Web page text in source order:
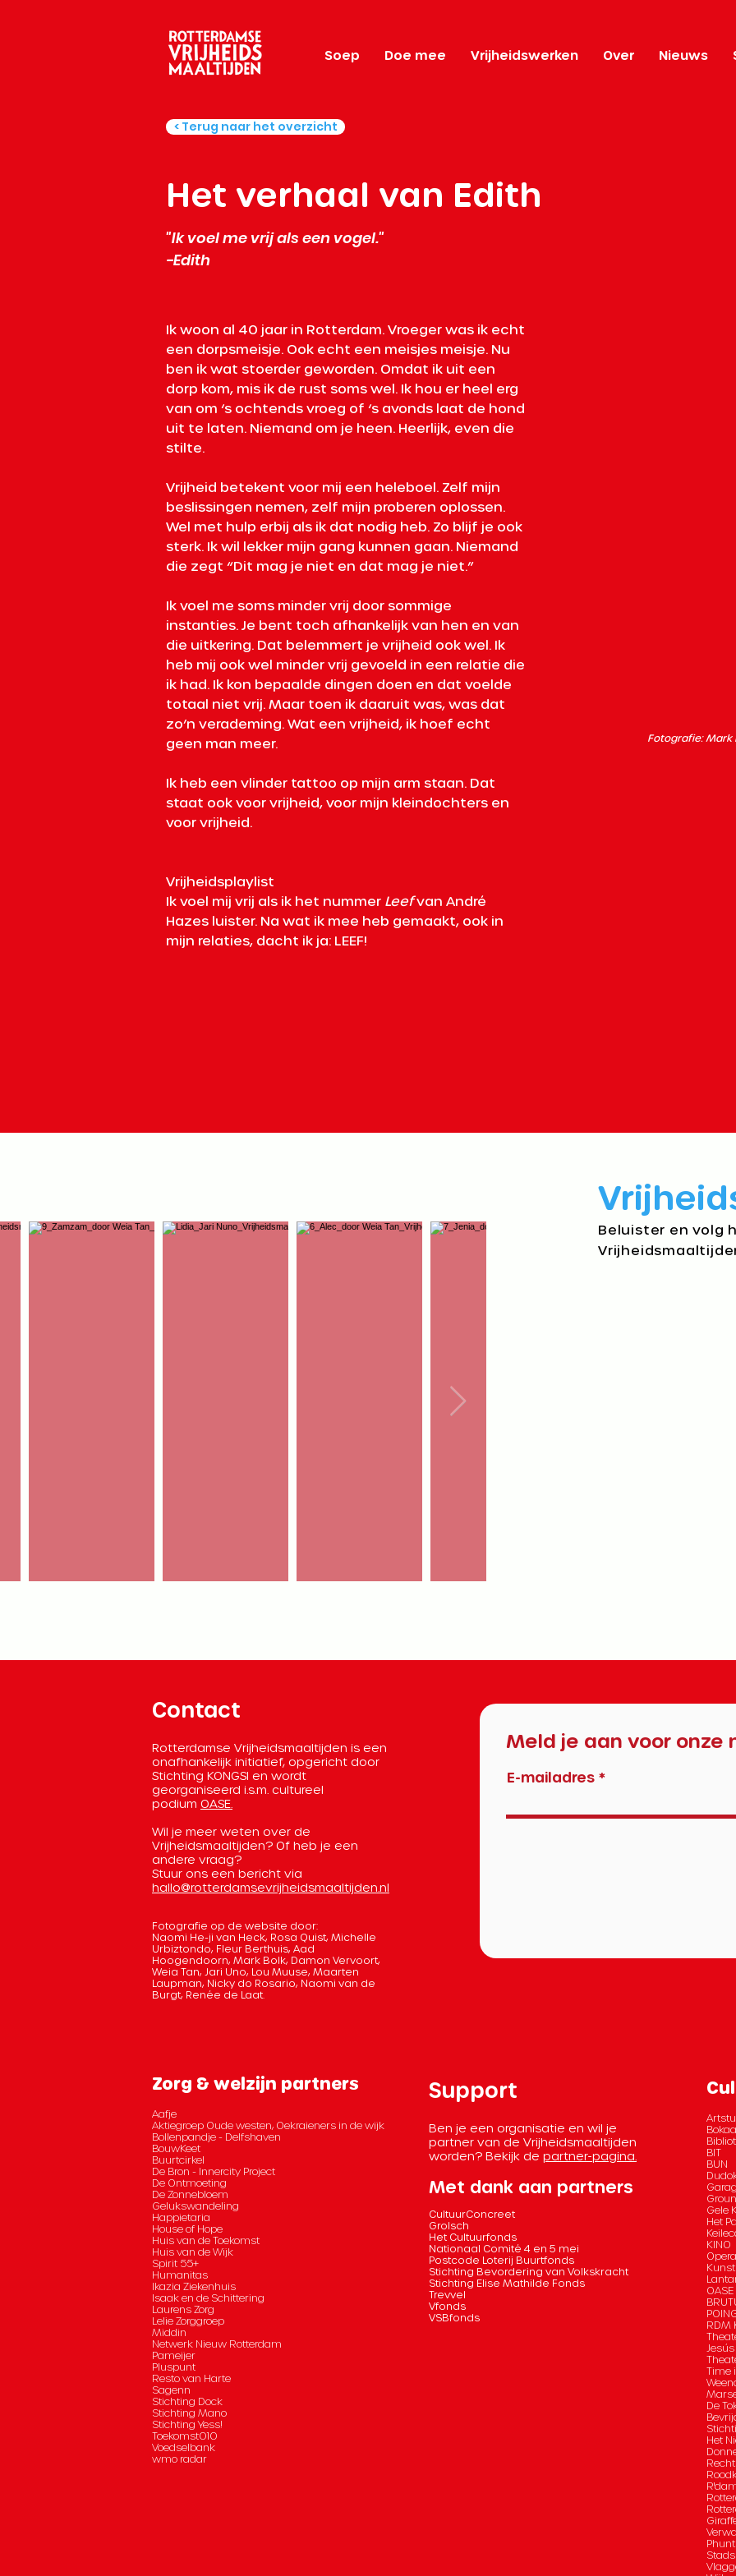
Soep Doe mee Vrijheidswerken Over Nieuws
< Terug naar het overzicht
Het verhaal van Edith
"Ik voel me vrij als een vogel."
-Edith
Ik woon al 40 jaar in Rotterdam. Vroeger was ik echt
een dorpsmeisje. Ook echt een meisjes meisje. Nu
ben ik wat stoerder geworden. Omdat ik uit een
dorp kom, mis ik de rust soms wel. Ik hou er heel erg
van om ‘s ochtends vroeg of ‘s avonds laat de hond
uit te laten. Niemand om je heen. Heerlijk, even die
stilte.
Vrijheid betekent voor mij een heleboel. Zelf mijn
beslissingen nemen, zelf mijn proberen oplossen.
Wel met hulp erbij als ik dat nodig heb. Zo blijf je ook
sterk. Ik wil lekker mijn gang kunnen gaan. Niemand
die zegt “Dit mag je niet en dat mag je niet.”
Ik voel me soms minder vrij door sommige
instanties. Je bent toch afhankelijk van hen en van
die uitkering. Dat belemmert je vrijheid ook wel. Ik
heb mij ook wel minder vrij gevoeld in een relatie die
ik had. Ik kon bepaalde dingen doen en dat voelde
totaal niet vrij. Maar toen ik daaruit was, was dat
zo’n verademing. Wat een vrijheid, ik hoef echt
geen man meer.
Ik heb een vlinder tattoo op mijn arm staan. Dat
staat ook voor vrijheid, voor mijn kleindochters en
voor vrijheid.
Vrijheidsplaylist
Ik voel mij vrij als ik het nummer Leef van André
Hazes luister. Na wat ik mee heb gemaakt, ook in
mijn relaties, dacht ik ja: LEEF!
Fotografie: Mark
Beluister en volg
Contact
Rotterdamse Vrijheidsmaaltijden is een
onafhankelijk initiatief, opgericht door
Stichting KONGSI en wordt
georganiseerd i.s.m. cultureel
podium OASE.
Wil je meer weten over de
Vrijheidsmaaltijden? Of heb je een
andere vraag?
Stuur ons een bericht via
hallo@rotterdamsevrijheidsmaaltijden.nl
Fotografie op de website door:
Naomi He-ji van Heck, Rosa Quist, Michelle
Urbiztondo, Fleur Berthuis, Aad
Hoogendoorn, Mark Bolk, Damon Vervoort,
Weia Tan, Jari Uno, Lou Muuse, Maarten
Laupman, Nicky do Rosario, Naomi van de
Burgt, Renée de Laat.
Meld je aan voor onze
E-mailadres
Zorg & welzijn partners
Aafje
Aktiegroep Oude westen, Oekraieners in de wijk
Bollenpandje - Delfshaven
BouwKeet
Buurtcirkel
De Bron - Innercity Project
De Ontmoeting
De Zonnebloem
Gelukswandeling
Happietaria
House of Hope
Huis van de Toekomst
Huis van de Wijk
Spirit 55+
Humanitas
Ikazia Ziekenhuis
Isaak en de Schittering
Laurens Zorg
Lelie Zorggroep
Middin
Netwerk Nieuw Rotterdam
Pameijer
Pluspunt
Resto van Harte
Sagenn
Stichting Dock
Stichting Mano
Stichting Yess!
Toekomst010
Voedselbank
wmo radar
Support
Ben je een organisatie en wil je
partner van de Vrijheidsmaaltijden
worden? Bekijk de partner-pagina.
Met dank aan partners
CultuurConcreet
Grolsch
Het Cultuurfonds
Nationaal Comité 4 en 5 mei
Postcode Loterij Buurtfonds
Stichting Bevordering van Volkskracht
Stichting Elise Mathilde Fonds
Trevvel
Vfonds
VSBfonds
BIT
BUN
Gele
Het
KINO
OASE
RDM
Time
De
Het